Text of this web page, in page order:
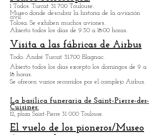
Abierto todos los días excepto los lunes de 10 a 18
horas.
Museo Aeroscopia.
1 Todos. Turcat 31 700 Toulouse.
civil
Tolosa. Se exhiben muchos aviones.
Abierto todos los días de 9:30 a 18:00 horas.
Visita a las fábricas de Airbus
Todo. André Turcat 31.700 Blagnac.
18 horas.
Se ofrecen varios recorridos por el complejo Airbus.
La basílica funeraria de Saint-Pierre-des-
Cuisines: